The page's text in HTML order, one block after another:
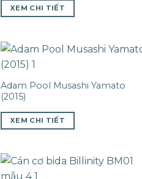
XEM CHI TIẾT
Adam Pool Musashi Yamato
(2015)
XEM CHI TIẾT